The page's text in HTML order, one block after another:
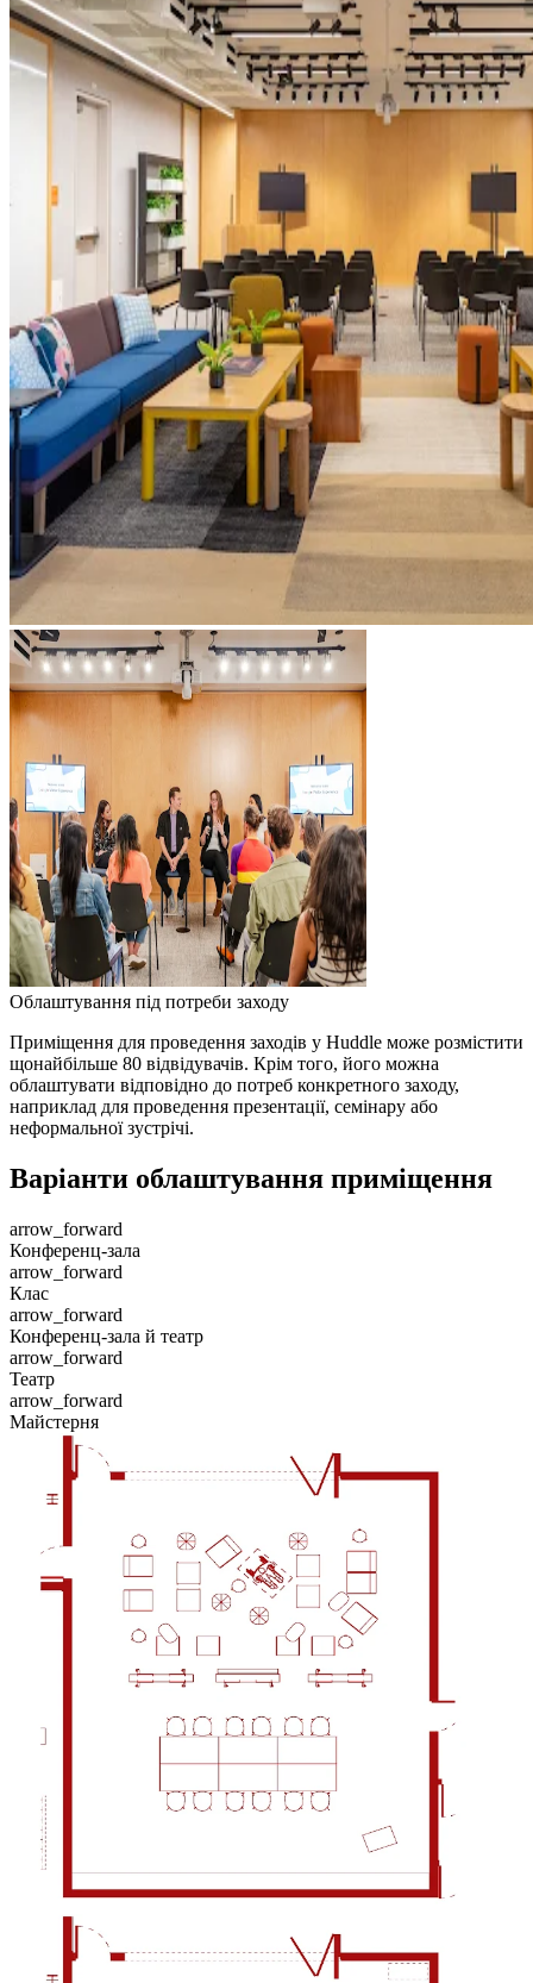
Облаштування під потреби заходу
Приміщення для проведення заходів у Huddle може розмістити
щонайбільше 80 відвідувачів. Крім того, його можна
облаштувати відповідно до потреб конкретного заходу,
наприклад для проведення презентації, семінару або
неформальної зустрічі.
Варіанти облаштування приміщення
arrow_forward
Конференц-зала
arrow_forward
Клас
arrow_forward
Конференц-зала й театр
arrow_forward
Театр
arrow_forward
Майстерня